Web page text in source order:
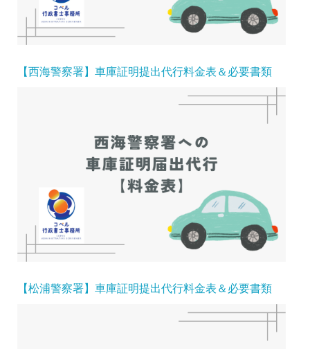
【西海警察署】車庫証明提出代行料金表＆必要書類
【松浦警察署】車庫証明提出代行料金表＆必要書類